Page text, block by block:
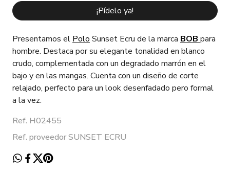
¡Pídelo ya!
Presentamos el Polo Sunset Ecru de la marca BOB para
hombre. Destaca por su elegante tonalidad en blanco
crudo, complementada con un degradado marrón en el
bajo y en las mangas. Cuenta con un diseño de corte
relajado, perfecto para un look desenfadado pero formal
a la vez.
Ref. H02455
Ref. proveedor SUNSET ECRU